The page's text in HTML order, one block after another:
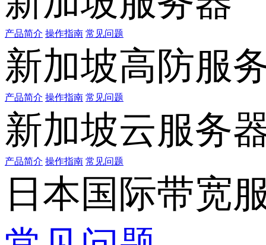
产品简介 操作指南 常见问题
新加坡高防服
产品简介 操作指南 常见问题
新加坡云服务
产品简介 操作指南 常见问题
日本国际带宽